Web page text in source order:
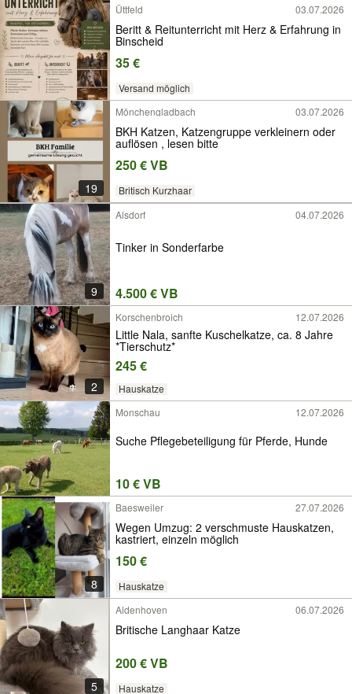
Üttfeld
03.07.2026
Beritt & Reitunterricht mit Herz & Erfahrung in
Binscheid
35 €
Versand möglich
19
Mönchengladbach 03.07.2026
BKH Katzen, Katzengruppe verkleinern oder
auflösen , lesen bitte
250 € VB
Britisch Kurzhaar
9
Alsdorf 04.07.2026
Tinker in Sonderfarbe
4.500 € VB
2
Korschenbroich 12.07.2026
Little Nala, sanfte Kuschelkatze, ca. 8 Jahre
*Tierschutz*
245 €
Hauskatze
Monschau
12.07.2026
Suche Pflegebeteiligung für Pferde, Hunde
10 € VB
8
Baesweiler 27.07.2026
Wegen Umzug: 2 verschmuste Hauskatzen,
kastriert, einzeln möglich
150 €
Hauskatze
5
Aldenhoven 06.07.2026
Britische Langhaar Katze
200 € VB
Hauskatze